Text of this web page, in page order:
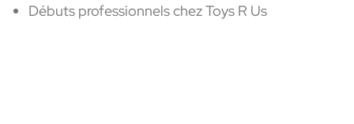
Débuts professionnels chez Toys R Us